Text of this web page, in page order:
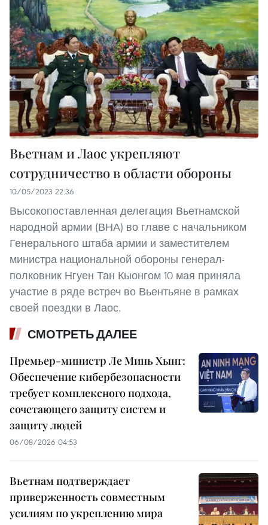
Вьетнам и Лаос укрепляют
сотрудничество в области обороны
10/05/2023 22:36
Высокопоставленная делегация Вьетнамской
народной армии (ВНА) во главе с начальником
Генерального штаба армии и заместителем
министра национальной обороны генерал-
полковник Нгуен Тан Кыонгом 10 мая приняла
участие в ряде встреч во Вьентьяне в рамках
своей поездки в Лаос.
СМОТРЕТЬ ДАЛЕЕ
Премьер-министр Ле Минь Хынг:
Обеспечение кибербезопасности
требует комплексного подхода,
сочетающего защиту систем и
защиту людей
06/08/2026 04:53
Вьетнам подтверждает
приверженность совместным
усилиям по укреплению мира